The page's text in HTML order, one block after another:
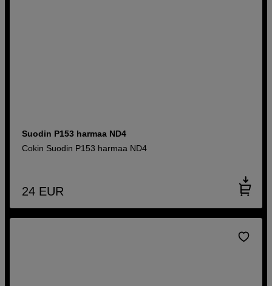
Suodin P153 harmaa ND4
Cokin Suodin P153 harmaa ND4
24 EUR